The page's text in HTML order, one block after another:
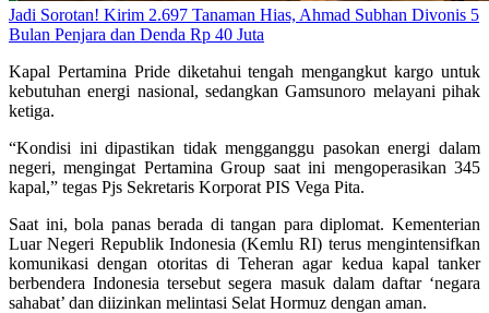
Jadi Sorotan! Kirim 2.697 Tanaman Hias, Ahmad Subhan Divonis 5
Bulan Penjara dan Denda Rp 40 Juta
Kapal Pertamina Pride diketahui tengah mengangkut kargo untuk
kebutuhan energi nasional, sedangkan Gamsunoro melayani pihak
ketiga.
“Kondisi ini dipastikan tidak mengganggu pasokan energi dalam
negeri, mengingat Pertamina Group saat ini mengoperasikan 345
kapal,” tegas Pjs Sekretaris Korporat PIS Vega Pita.
Saat ini, bola panas berada di tangan para diplomat. Kementerian
Luar Negeri Republik Indonesia (Kemlu RI) terus mengintensifkan
komunikasi dengan otoritas di Teheran agar kedua kapal tanker
berbendera Indonesia tersebut segera masuk dalam daftar ‘negara
sahabat’ dan diizinkan melintasi Selat Hormuz dengan aman.